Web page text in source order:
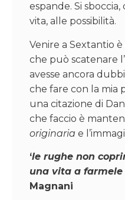
espande. Si sboccia,
vita, alle possibilità.
Venire a Sextantio
che può scatenare
avesse ancora
che fare con la mia
una citazione di
che faccio è
originaria e
‘le rughe non
una vita a farmele
Magnani